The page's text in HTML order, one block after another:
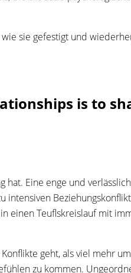
sie gefestigt und
is to
Eine enge und
einen Teuflskreislauf mit
geht, als viel mehr
zu kommen.